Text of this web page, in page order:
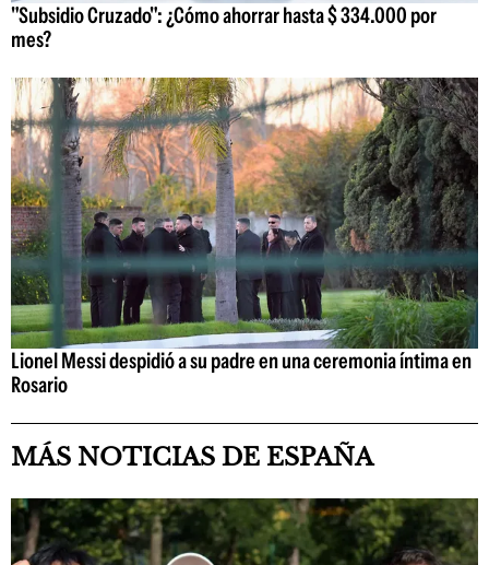
"Subsidio Cruzado": ¿Cómo ahorrar hasta $ 334.000 por
mes?
Lionel Messi despidió a su padre en una ceremonia íntima en
Rosario
MÁS NOTICIAS DE ESPAÑA